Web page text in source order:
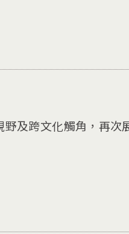
野及跨文化觸角，再次